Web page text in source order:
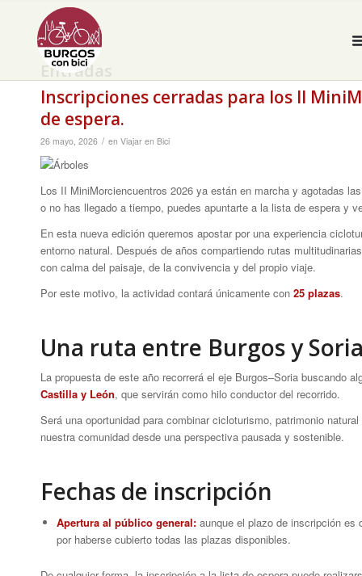
Entradas
Inscripciones cerradas para los II
de espera.
26 mayo, 2026 / en Viajar en Bici
Los II MiniMorciencuentros 2026 ya están en marcha y agotadas
o no has llegado a tiempo, puedes apuntarte a la lista de espera y
En esta nueva edición queremos apostar por una experiencia
entorno natural. Después de años compartiendo rutas
con calma del paisaje, de la convivencia y del propio viaje.
Por este motivo, la actividad contará únicamente con 25 plazas.
Una ruta entre Burgos y
La propuesta de este año recorrerá el eje Burgos–Soria buscando
Castilla y León, que servirán como hilo conductor del recorrido.
Será una oportunidad para combinar cicloturismo, patrimonio
nuestra comunidad desde una perspectiva pausada y sostenible.
Fechas de inscripción
Apertura al público general: aunque el plazo de inscripción es
por haberse cubierto todas las plazas disponibles.